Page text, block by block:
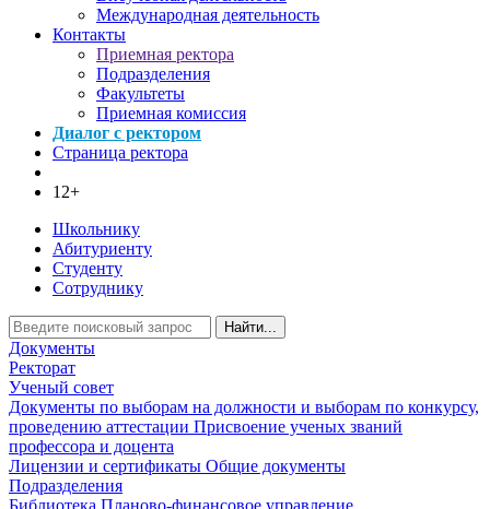
Международная деятельность
Контакты
Приемная ректора
Подразделения
Факультеты
Приемная комиссия
Диалог с ректором
Страница ректора
12+
Школьнику
Абитуриенту
Студенту
Сотруднику
Найти...
Документы
Ректорат
Ученый совет
Документы по выборам на должности и выборам по конкурсу,
проведению аттестации Присвоение ученых званий
профессора и доцента
Лицензии и сертификаты Общие документы
Подразделения
Библиотека Планово-финансовое управление